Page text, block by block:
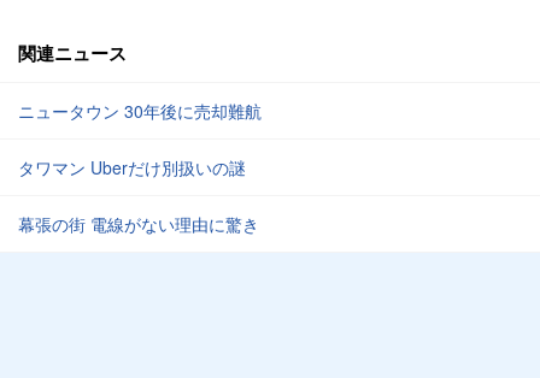
関連ニュース
ニュータウン 30年後に売却難航
タワマン Uberだけ別扱いの謎
幕張の街 電線がない理由に驚き